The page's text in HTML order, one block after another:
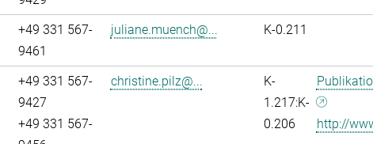
+49 331 567-
9461
juliane.muench@... K-0.211
+49 331 567-
9427
+49 331 567-
christine.pilz@...
K-
1.217:K-
0.206
http://